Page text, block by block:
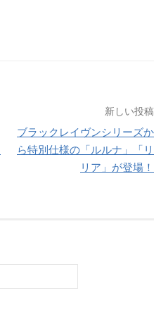
新しい投稿
ブラックレイヴンシリーズか
ら特別仕様の「ルルナ」「リ
リア」が登場！